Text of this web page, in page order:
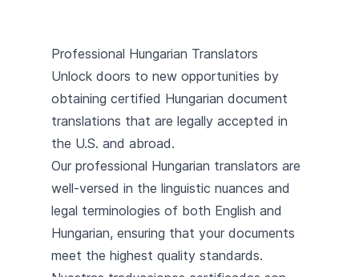
Professional Hungarian Translators
Unlock doors to new opportunities by
obtaining certified Hungarian document
translations that are legally accepted in
the U.S. and abroad.
Our professional Hungarian translators are
well-versed in the linguistic nuances and
legal terminologies of both English and
Hungarian, ensuring that your documents
meet the highest quality standards.